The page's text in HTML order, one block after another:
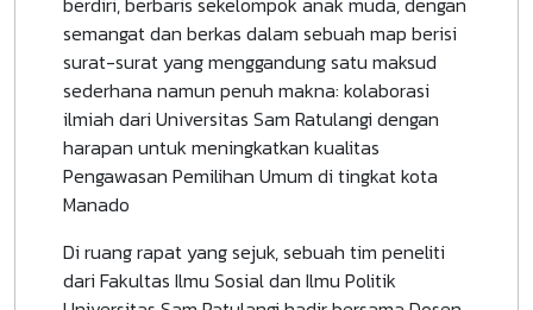
semangat dan berkas dalam sebuah map berisi
surat-surat yang menggandung satu maksud
sederhana namun penuh makna: kolaborasi
ilmiah dari Universitas Sam Ratulangi dengan
harapan untuk meningkatkan kualitas
Pengawasan Pemilihan Umum di tingkat kota
Manado
Di ruang rapat yang sejuk, sebuah tim peneliti
dari Fakultas Ilmu Sosial dan Ilmu Politik